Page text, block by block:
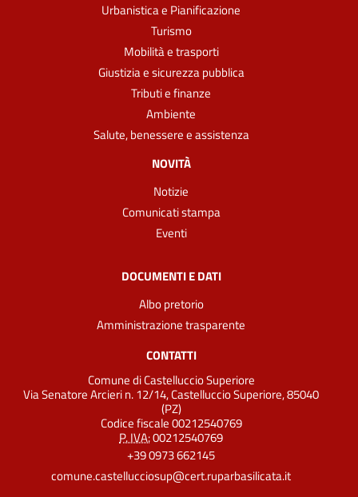
Urbanistica e Pianificazione
Turismo
Mobilità e trasporti
Giustizia e sicurezza pubblica
Tributi e finanze
Ambiente
Salute, benessere e assistenza
NOVITÀ
Notizie
Comunicati stampa
Eventi
DOCUMENTI E DATI
Albo pretorio
Amministrazione trasparente
CONTATTI
Comune di Castelluccio Superiore
Via Senatore Arcieri n. 12/14, Castelluccio Superiore, 85040
(PZ)
Codice fiscale 00212540769
P. IVA:00212540769
+39 0973 662145
comune.castellucciosup@cert.ruparbasilicata.it